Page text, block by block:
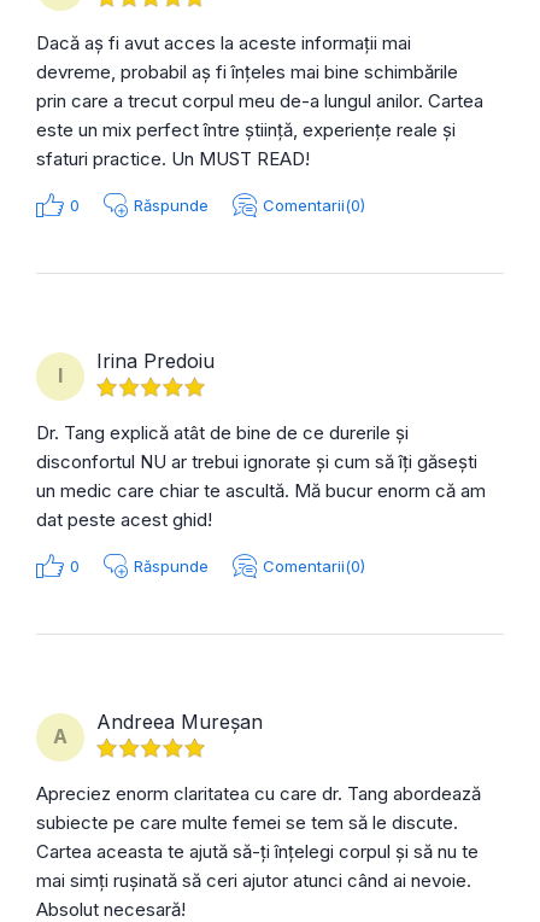
Dacă aș fi avut acces la aceste informații mai
devreme, probabil aș fi înțeles mai bine schimbările
prin care a trecut corpul meu de-a lungul anilor. Cartea
este un mix perfect între știință, experiențe reale și
sfaturi practice. Un MUST READ!
0 Răspunde Comentarii(0)
I
Irina Predoiu
Dr. Tang explică atât de bine de ce durerile și
disconfortul NU ar trebui ignorate și cum să îți găsești
un medic care chiar te ascultă. Mă bucur enorm că am
dat peste acest ghid!
0 Răspunde Comentarii(0)
A
Andreea Mureșan
Apreciez enorm claritatea cu care dr. Tang abordează
subiecte pe care multe femei se tem să le discute.
Cartea aceasta te ajută să-ți înțelegi corpul și să nu te
mai simți rușinată să ceri ajutor atunci când ai nevoie.
Absolut necesară!